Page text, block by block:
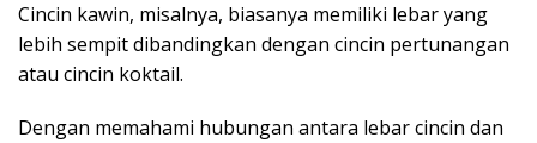
Cincin kawin, misalnya, biasanya memiliki lebar yang
lebih sempit dibandingkan dengan cincin pertunangan
atau cincin koktail.
Dengan memahami hubungan antara lebar cincin dan